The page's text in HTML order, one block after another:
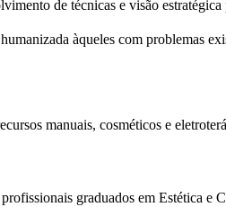
de técnicas e visão
àqueles com problemas
manuais, cosméticos e
graduados em Estética